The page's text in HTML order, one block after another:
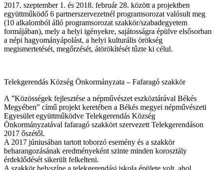
2017. szeptember 1. és 2018. február 28. között a projektben
együttműködő 6 partnerszervezetnél programsorozat valósult meg
(10 alkalomból álló programsorozat szakkör/szabadegyetem
formájában), mely a helyi igényekre, sajátosságra épülve elsősorban
a népi hagyományápolást, a helyi kulturális örökség
megismertetését, megőrzését, átörökítését tűzte ki célul.
Telekgerendás Község Önkormányzata – Fafaragó szakkör
A ”Közösségek fejlesztése a népművészet eszköztárával Békés
Megyében” című projekt keretében a Békés megyei népművészeti
Egyesület együttműködve Telekgerendás Község
Önkormányzatával fafaragó szakkört szervezett Telekgerendáson
2017 őszétől.
A 2017 júniusában tartott toborzó esemény és a szakkör
beharangozásának eredményeként szinte minden korosztály
érdeklődését sikerült felkelteni.
A szakkör helyszíne a telekgerendási iskola épülete volt, ahol